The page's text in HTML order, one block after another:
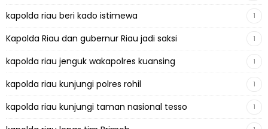
kapolda riau beri kado istimewa 1
Kapolda Riau dan gubernur Riau jadi saksi 1
kapolda riau jenguk wakapolres kuansing 1
kapolda riau kunjungi polres rohil 1
kapolda riau kunjungi taman nasional tesso 1